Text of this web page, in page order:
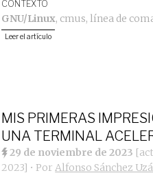
CONTEXTO
GNU/Linux, cmus,línea de
Leer el artículo
MIS PRIMERAS
UNA TERMINAL
29 de noviembre de 2023
2023] • PorAlfonso Sánchez